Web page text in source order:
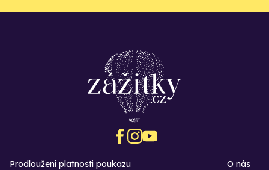
Prodloužení platnosti poukazu
O nás